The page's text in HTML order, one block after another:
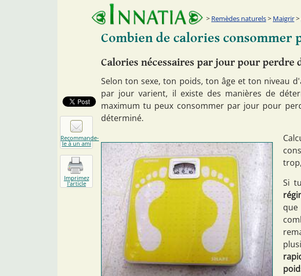
Remèdes naturels> Maigrir>
Combien de calories consommer
Calories nécessaires par jour pour perdre
Selon ton sexe, ton poids, ton âge et ton niveau
par jour varient, il existe des manières de
maximum tu peux consommer par jour pour
déterminé.
Si
Recommande-
le à un ami
Imprimez
l'article